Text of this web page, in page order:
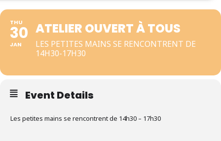
THU
30
JAN
ATELIER OUVERT À TOUS
LES PETITES MAINS SE RENCONTRENT DE
14H30-17H30
Event Details
Les petites mains se rencontrent de 14h30 – 17h30